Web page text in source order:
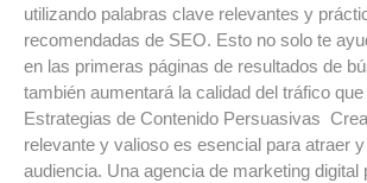
utilizando palabras clave relevantes y
recomendadas de SEO. Esto no solo te
en las primeras páginas de resultados de
también aumentará la calidad del tráfico
Estrategias de Contenido Persuasivas
relevante y valioso es esencial para atraer
audiencia. Una agencia de marketing digital